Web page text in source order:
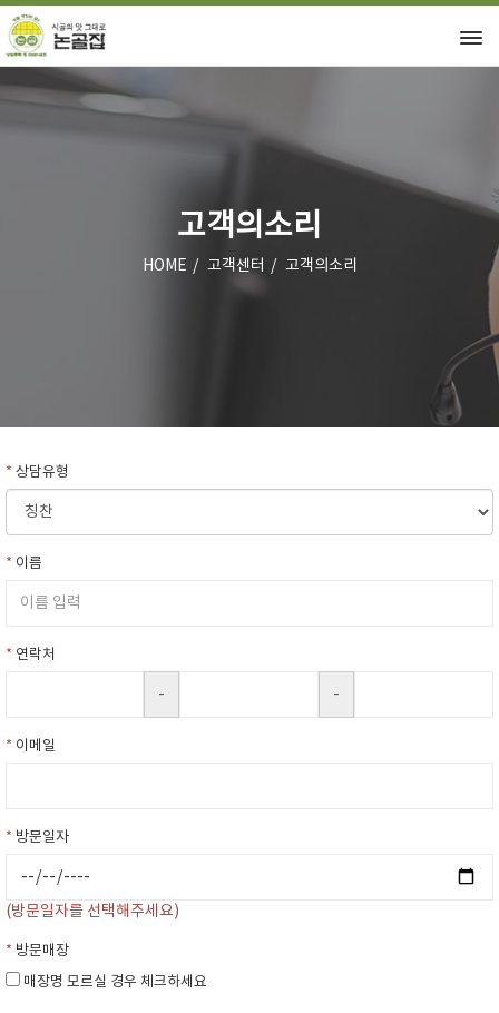
고객의소리
HOME 고객센터 고객의소리
* 상담유형
* 이름
* 연락처
- -
* 이메일
* 방문일자
(방문일자를 선택해주세요)
* 방문매장
매장명 모르실 경우 체크하세요